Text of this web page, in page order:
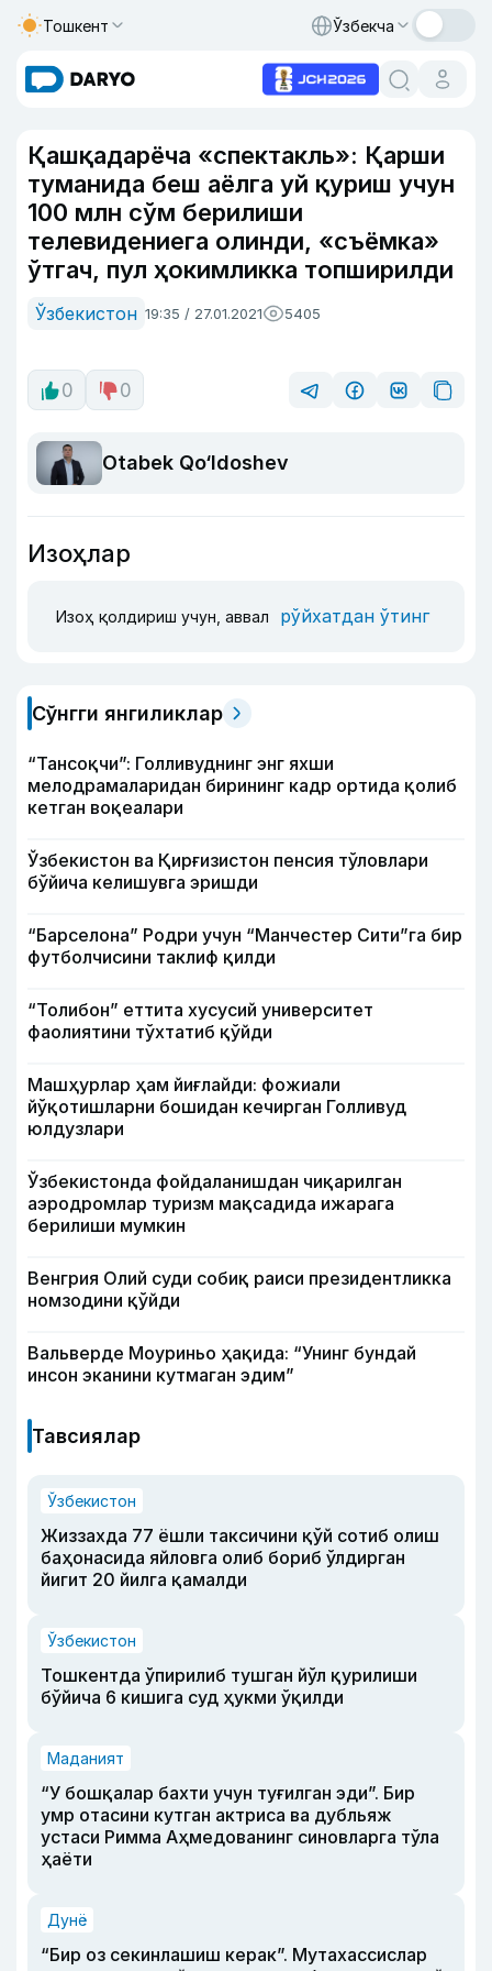
Тошкент Ўзбекча
Қашқадарёча «спектакль»: Қарши
туманида беш аёлга уй қуриш учун
100 млн сўм берилиши
телевидениега олинди, «съёмка»
ўтгач, пул ҳокимликка топширилди
Ўзбекистон 19:35 / 27.01.2021 5405
0 0
Otabek Qo‘ldoshev
Изоҳлар
Изоҳ қолдириш учун, аввал рўйхатдан ўтинг
Сўнгги янгиликлар
“Тансоқчи”: Голливуднинг энг яхши
мелодрамаларидан бирининг кадр ортида қолиб
кетган воқеалари
Ўзбекистон ва Қирғизистон пенсия тўловлари
бўйича келишувга эришди
“Барселона” Родри учун “Манчестер Сити”га бир
футболчисини таклиф қилди
“Толибон” еттита хусусий университет
фаолиятини тўхтатиб қўйди
Машҳурлар ҳам йиғлайди: фожиали
йўқотишларни бошидан кечирган Голливуд
юлдузлари
Ўзбекистонда фойдаланишдан чиқарилган
аэродромлар туризм мақсадида ижарага
берилиши мумкин
Венгрия Олий суди собиқ раиси президентликка
номзодини қўйди
Вальверде Моуриньо ҳақида: “Унинг бундай
инсон эканини кутмаган эдим”
Тавсиялар
Ўзбекистон
Жиззахда 77 ёшли таксичини қўй сотиб олиш
баҳонасида яйловга олиб бориб ўлдирган
йигит 20 йилга қамалди
Ўзбекистон
Тошкентда ўпирилиб тушган йўл қурилиши
бўйича 6 кишига суд ҳукми ўқилди
Маданият
“У бошқалар бахти учун туғилган эди”. Бир
умр отасини кутган актриса ва дубльяж
устаси Римма Аҳмедованинг синовларга тўла
ҳаёти
Дунё
“Бир оз секинлашиш керак”. Мутахассислар